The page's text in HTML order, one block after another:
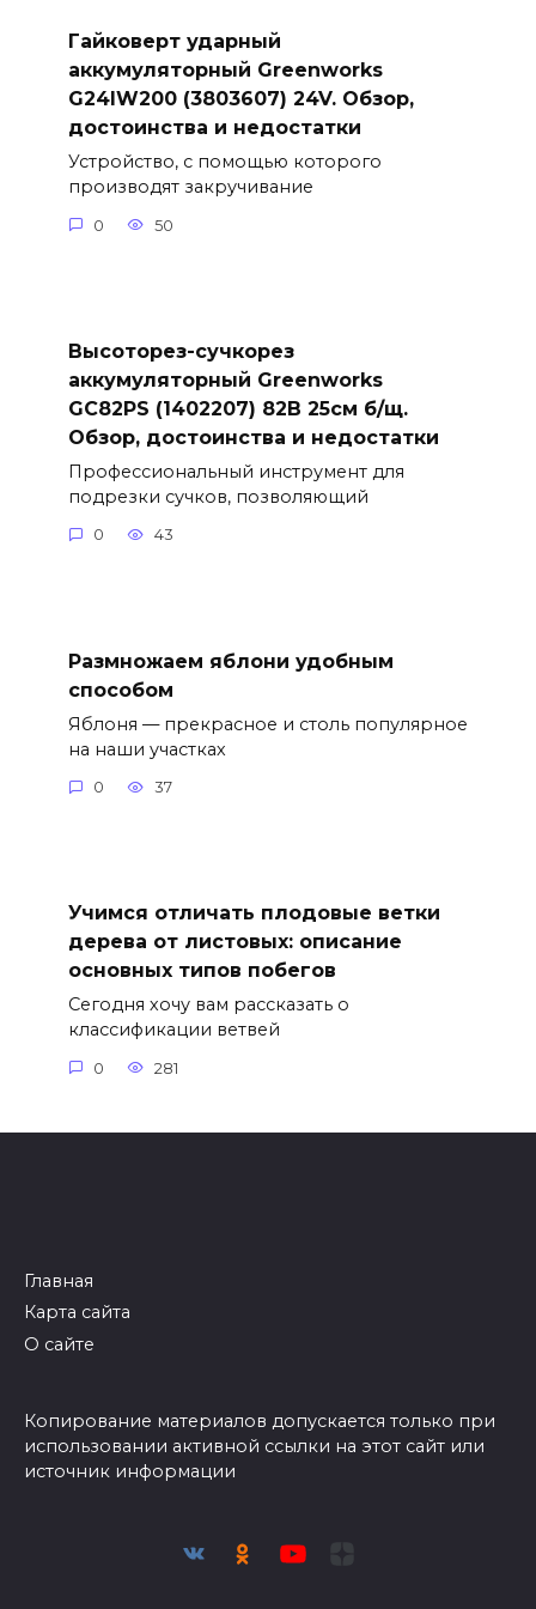
Гайковерт ударный
аккумуляторный Greenworks
G24IW200 (3803607) 24V. Обзор,
достоинства и недостатки
Устройство, с помощью которого
производят закручивание
0 50
Высоторез-сучкорез
аккумуляторный Greenworks
GC82PS (1402207) 82В 25см б/щ.
Обзор, достоинства и недостатки
Профессиональный инструмент для
подрезки сучков, позволяющий
0 43
Размножаем яблони удобным
способом
Яблоня — прекрасное и столь популярное
на наши участках
0 37
Учимся отличать плодовые ветки
дерева от листовых: описание
основных типов побегов
Сегодня хочу вам рассказать о
классификации ветвей
0 281
Главная
Карта сайта
О сайте
Копирование материалов допускается только при
использовании активной ссылки на этот сайт или
источник информации